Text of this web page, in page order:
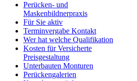
Perücken- und
Maskenbildnerpraxis
Für Sie aktiv
Terminvergabe Kontakt
Wer hat welche Qualifikation
Kosten für Versicherte
Preisgestaltung
Unterbauten Monturen
Perückengalerien